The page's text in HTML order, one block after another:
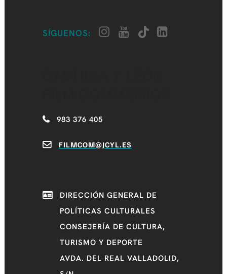
SÍGUENOS:
983 376 405
FILMCOM@JCYL.ES
DIRECCIÓN GENERAL DE
POLÍTICAS CULTURALES
CONSEJERÍA DE CULTURA,
TURISMO Y DEPORTE
AVDA. DEL REAL VALLADOLID,